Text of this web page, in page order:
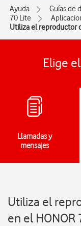
Ayuda Guías de
70 Lite
Utiliza el reproductor
Elige
Llamadas y
mensajes
Utiliza el
en el